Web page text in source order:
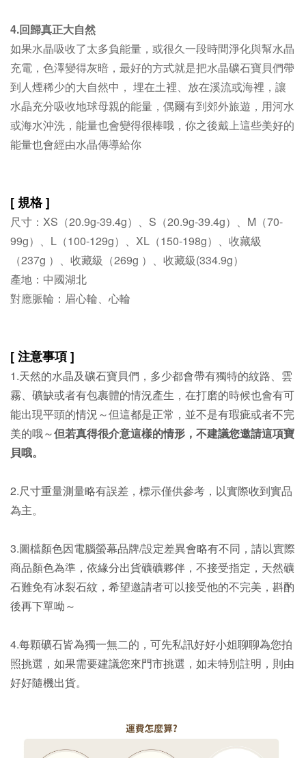
4.回歸真正大自然
如果水晶吸收了太多負能量，或很久一段時間淨化與幫水晶
充電，色澤變得灰暗，最好的方式就是把水晶礦石寶貝們帶
到人煙稀少的大自然中， 埋在土裡、放在溪流或海裡，讓
水晶充分吸收地球母親的能量，偶爾有到郊外旅遊，用河水
或海水沖洗，能量也會變得很棒哦，你之後戴上這些美好的
能量也會經由水晶傳導給你
[ 規格 ]
尺寸：XS（20.9g-39.4g）、S（20.9g-39.4g）、M（70-
99g）、L（100-129g）、XL（150-198g）、收藏級
（237g ）、收藏級（269g ）、收藏級(334.9g）
產地：中國湖北
對應脈輪：眉心輪、心輪
[ 注意事項 ]
1.天然的水晶及礦石寶貝們，多少都會帶有獨特的紋路、雲
霧、礦缺或者有包裹體的情況產生，在打磨的時候也會有可
能出現平頭的情況～但這都是正常，並不是有瑕疵或者不完
美的哦～但若真得很介意這樣的情形，不建議您邀請這項寶
貝哦。
2.尺寸重量測量略有誤差，標示僅供參考，以實際收到實品
為主。
3.圖檔顏色因電腦螢幕品牌/設定差異會略有不同，請以實際
商品顏色為準，依緣分出貨礦礦夥伴，不接受指定，天然礦
石難免有冰裂石紋，希望邀請者可以接受他的不完美，斟酌
後再下單呦～
4.每顆礦石皆為獨一無二的，可先私訊好好小姐聊聊為您拍
照挑選，如果需要建議您來門市挑選，如未特別註明，則由
好好隨機出貨。